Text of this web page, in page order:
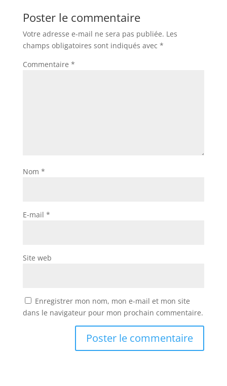
Poster le commentaire
Votre adresse e-mail ne sera pas publiée. Les
champs obligatoires sont indiqués avec *
Commentaire *
Nom *
E-mail *
Site web
Enregistrer mon nom, mon e-mail et mon site
dans le navigateur pour mon prochain commentaire.